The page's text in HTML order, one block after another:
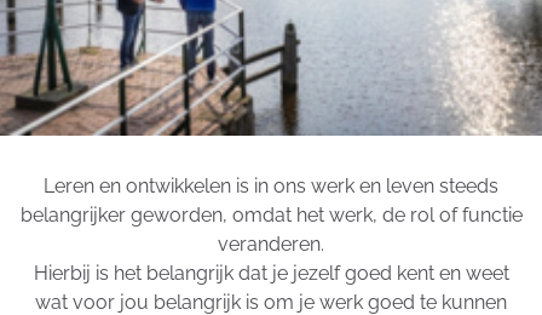
Leren en ontwikkelen is in ons werk en leven steeds
belangrijker geworden, omdat het werk, de rol of functie
veranderen.
Hierbij is het belangrijk dat je jezelf goed kent en weet
wat voor jou belangrijk is om je werk goed te kunnen